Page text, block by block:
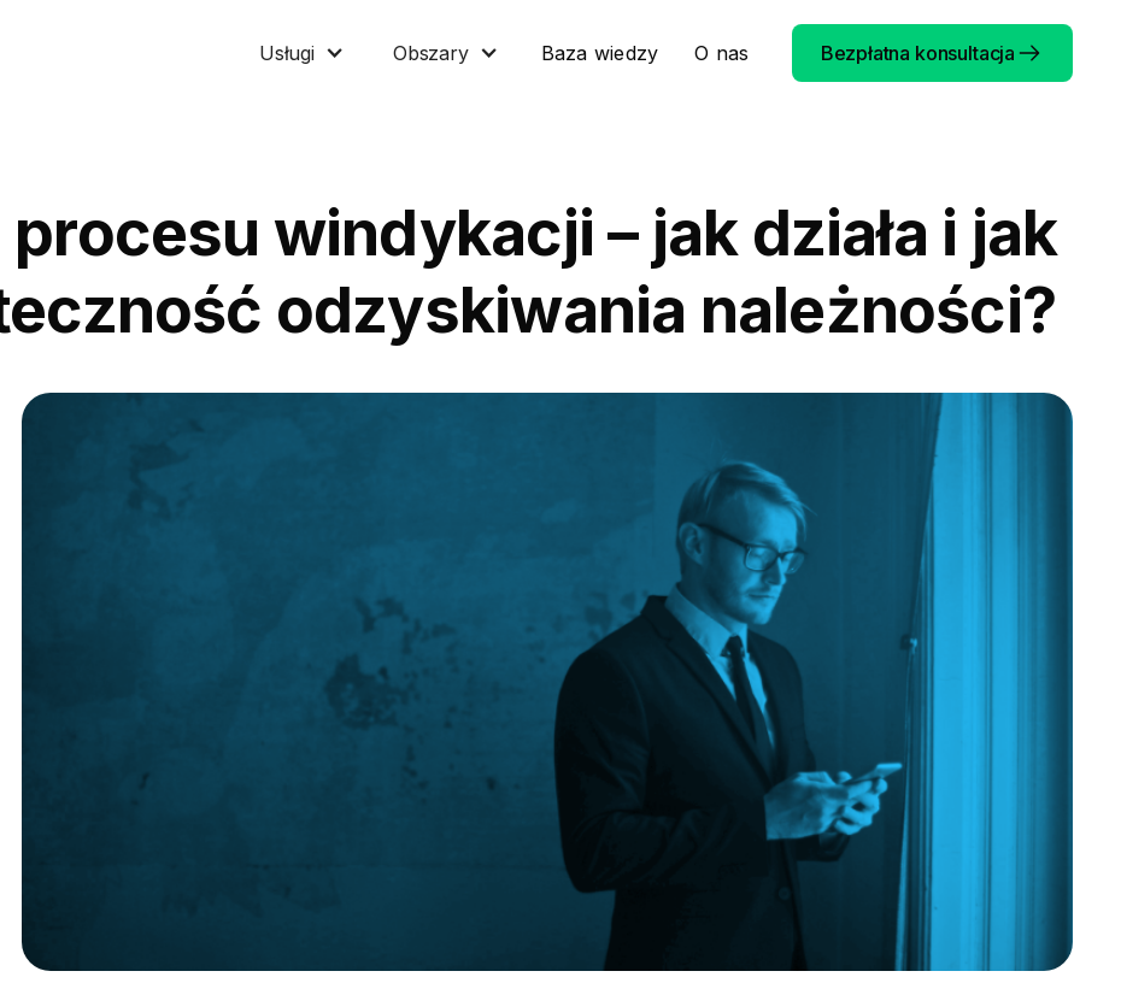
Usługi Obszary Baza wiedzy O nas Bezpłatna konsultacja
windykacji – jak działa i jak
odzyskiwania należności?